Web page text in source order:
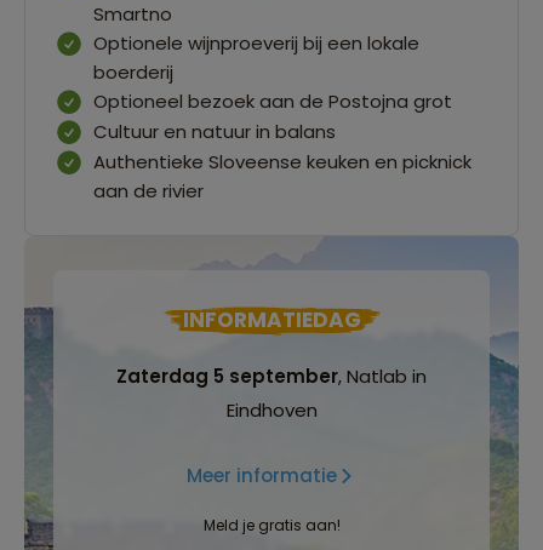
Smartno
Optionele wijnproeverij bij een lokale
boerderij
Optioneel bezoek aan de Postojna grot
Cultuur en natuur in balans
Authentieke Sloveense keuken en picknick
aan de rivier
INFORMATIEDAG
Zaterdag 5 september, Natlab in
Eindhoven
Meer informatie
Meld je gratis aan!